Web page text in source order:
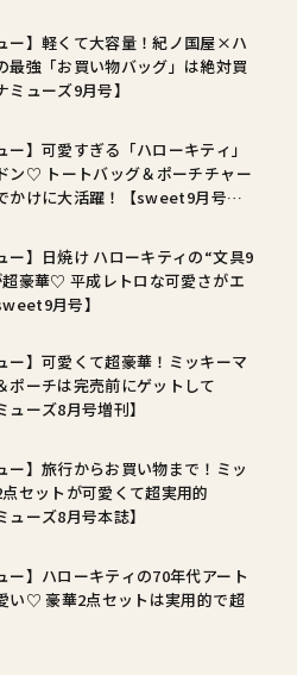
ー】軽くて大容量！紀ノ国屋×ハ
最強「お買い物バッグ」は絶対買
ューズ9月号】
ー】可愛すぎる「ハローキティ」
ン♡ トートバッグ＆ポーチチャー
かけに大活躍！【sweet9月号増
ー】日焼け ハローキティの“文具9
豪華♡ 平成レトロな可愛さがエ
月号】
ー】可愛くて超豪華！ミッキーマ
ポーチは完売前にゲットして
ーズ8月号増刊】
ー】旅行からお買い物まで！ミッ
セットが可愛くて超実用的
ーズ8月号本誌】
ー】ハローキティの70年代アート
い♡ 豪華2点セットは実用的で超